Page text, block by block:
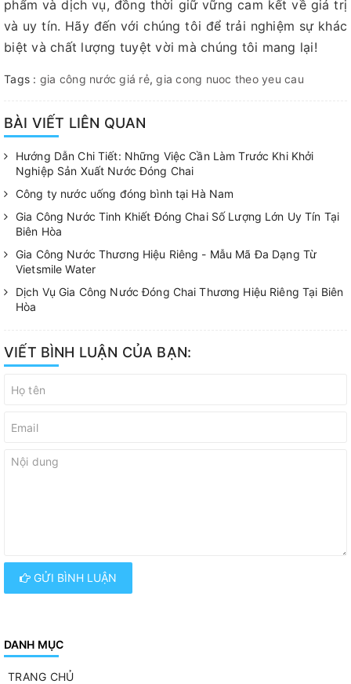
phẩm và dịch vụ, đồng thời giữ vững cam kết về giá trị
và uy tín. Hãy đến với chúng tôi để trải nghiệm sự khác
biệt và chất lượng tuyệt vời mà chúng tôi mang lại!
Tags : gia công nước giá rẻ,gia cong nuoc theo yeu cau
BÀI VIẾT LIÊN QUAN
Hướng Dẫn Chi Tiết: Những Việc Cần Làm Trước Khi Khởi
Nghiệp Sản Xuất Nước Đóng Chai
Công ty nước uống đóng bình tại Hà Nam
Gia Công Nước Tinh Khiết Đóng Chai Số Lượng Lớn Uy Tín Tại
Biên Hòa
Gia Công Nước Thương Hiệu Riêng - Mẫu Mã Đa Dạng Từ
Vietsmile Water
Dịch Vụ Gia Công Nước Đóng Chai Thương Hiệu Riêng Tại Biên
Hòa
VIẾT BÌNH LUẬN CỦA BẠN:
GỬI BÌNH LUẬN
DANH MỤC
TRANG CHỦ